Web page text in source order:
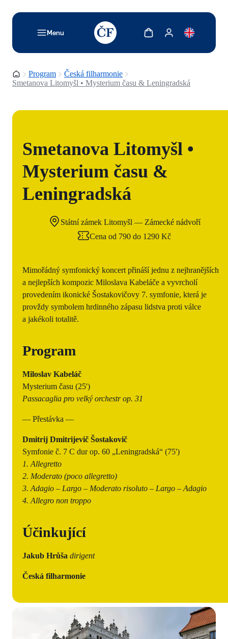
Menu
TODO: Add description for reader
Zobrazit košíkZobrazit můj účet
Domovská stránka
Program
Česká filharmonie
Smetanova Litomyšl • Mysterium času & Leningradská
Smetanova Litomyšl •
Mysterium času &
Leningradská
Státní zámek Litomyšl — Zámecké nádvoří
Cena od 790 do 1290 Kč
Mimořádný symfonický koncert přináší jednu z nejhranějších
a nejlepších kompozic Miloslava Kabeláče a vyvrcholí
provedením ikonické Šostakovičovy 7. symfonie, která je
provždy symbolem hrdinného zápasu lidstva proti válce
a jakékoli totalitě.
Program
Miloslav Kabeláč
Mysterium času (25')
Passacaglia pro velký orchestr op. 31
— Přestávka —
Dmitrij Dmitrijevič Šostakovič
Symfonie č. 7 C dur op. 60 „Leningradská“ (75')
1. Allegretto
2. Moderato (poco allegretto)
3. Adagio – Largo – Moderato risoluto – Largo – Adagio
4. Allegro non troppo
Účinkující
Jakub Hrůša dirigent
Česká filharmonie